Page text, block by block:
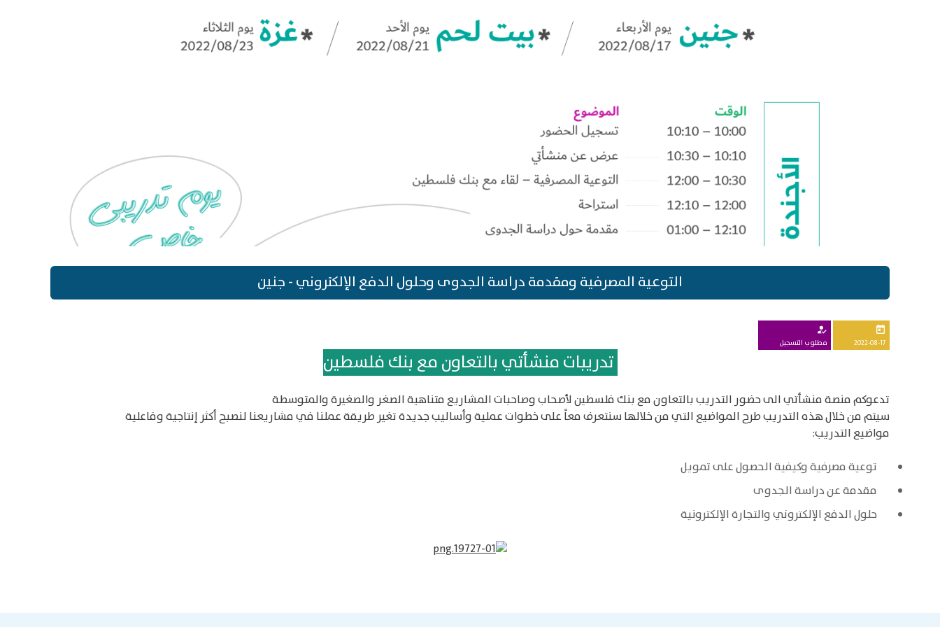
التوعية المصرفية ومقدمة دراسة الجدوى وحلول الدفع الإلكتروني - جنين
today
2022-08-17
how_to_reg
مطلوب التسجيل
تدعوكم منصة منشأتي الى حضور التدريب بالتعاون مع بنك فلسطين لأصحاب وصاحبات المشاريع متناهية الصغر والصغيرة والمتوسطة
سيتم من خلال هذه التدريب طرح المواضيع التي من خلالها سنتعرف معاً على خطوات عملية وأساليب جديدة تغير طريقة عملنا في مشاريعنا لنصبح أكثر إنتاجية وفاعلية
مواضيع التدريب:
توعية مصرفية وكيفية الحصول على تمويل
​ مقدمة عن دراسة الجدوى
حلول الدفع الإلكتروني والتجارة الإلكترونية